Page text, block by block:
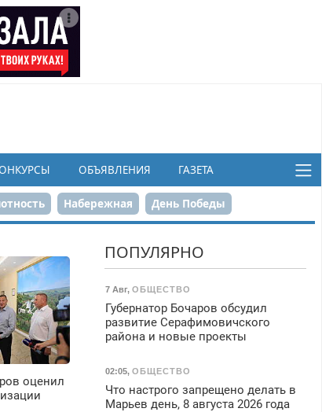
ОБЪЯВЛЕНИЯ ГАЗЕТА
Набережная День Победы
оценил
ПОПУЛЯРНО
7 Авг, ОБЩЕСТВО
Губернатор Бочаров обсудил
развитие Серафимовичского
района и новые проекты
02:05, ОБЩЕСТВО
Что настрого запрещено делать в
Марьев день, 8 августа 2026 года